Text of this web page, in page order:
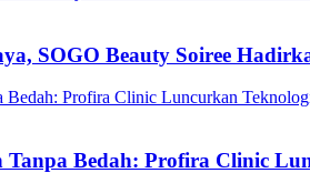
SOGO Beauty Soiree
Tanpa Bedah: Profira Clinic